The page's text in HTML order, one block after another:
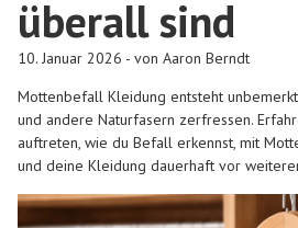
überall sind
10. Januar 2026 - von Aaron Berndt
Mottenbefall Kleidung entsteht
und andere Naturfasern zerfressen.
auftreten, wie du Befall erkennst, mit
und deine Kleidung dauerhaft vor